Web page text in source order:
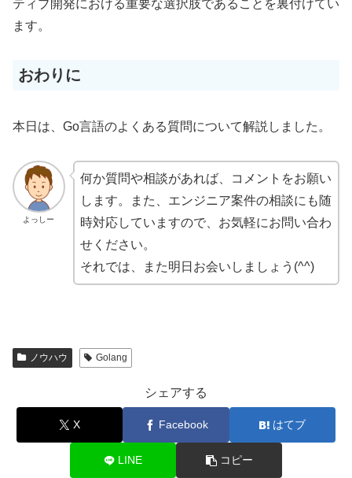
ティブ開発における重要な選択肢であることを裏付けてい
ます。
おわりに
本日は、Go言語のよくある質問について解説しました。
よっしー
何か質問や相談があれば、コメントをお願い
します。また、エンジニア案件の相談にも随
時対応していますので、お気軽にお問い合わ
せください。
それでは、また明日お会いしましょう(^^)
ノウハウ Golang
シェアする
X Facebook はてブ
LINE コピー